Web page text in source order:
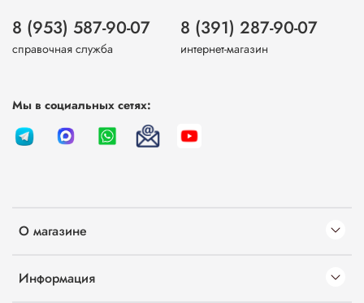
О магазине
Информация
8 (953) 587-90-07
справочная служба
8 (391) 287-90-07
интернет-магазин
Мы в социальных сетях: